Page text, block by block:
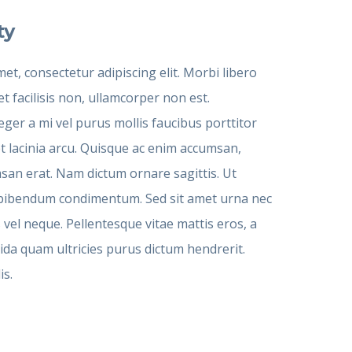
consectetur adipiscing elit. Morbi libero
facilisis non, ullamcorper non est.
a mi vel purus mollis faucibus porttitor
lacinia arcu. Quisque ac enim accumsan,
erat. Nam dictum ornare sagittis. Ut
condimentum. Sed sit amet urna nec
neque. Pellentesque vitae mattis eros, a
quam ultricies purus dictum hendrerit.